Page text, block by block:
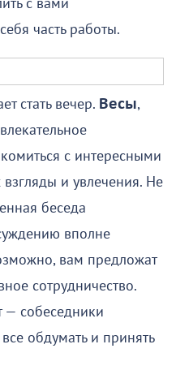
часть работы.
стать вечер. Весы,
с интересными
и увлечения. Не
беседа
вполне
вам предложат
сотрудничество.
— собеседники
обдумать и принять